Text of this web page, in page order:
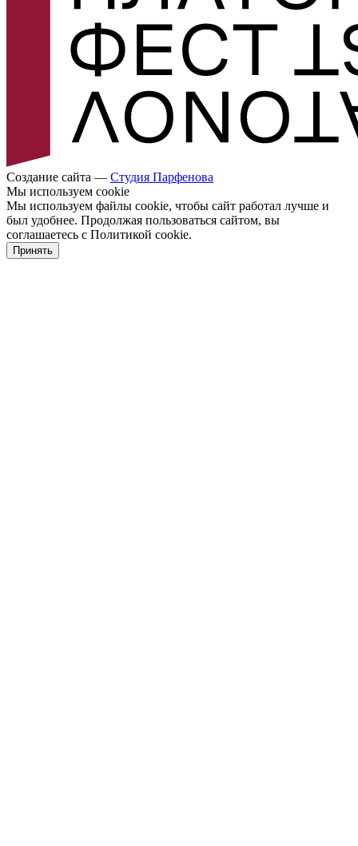
Создание сайта — Cтудия Парфенова
Мы используем cookie
Мы используем файлы cookie, чтобы сайт работал лучше и
был удобнее. Продолжая пользоваться сайтом, вы
соглашаетесь с Политикой cookie.
Принять